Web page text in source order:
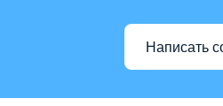
Написать